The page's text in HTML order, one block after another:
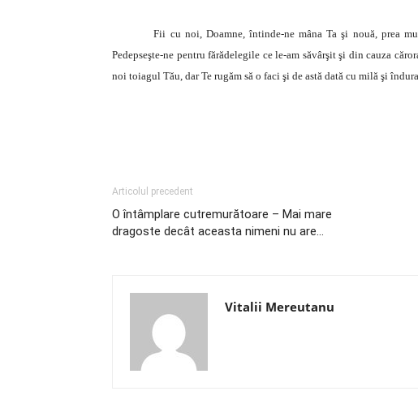
Fii cu noi, Doamne, întinde-ne mâna Ta şi nouă, prea mult
Pedepseşte-ne pentru fărădelegile ce le-am săvârşit şi din cauza
noi toiagul Tău, dar Te rugăm să o faci şi de astă dată cu milă şi
Articolul precedent
O întâmplare cutremurătoare – Mai mare
dragoste decât aceasta nimeni nu are…
Vitalii Mereutanu